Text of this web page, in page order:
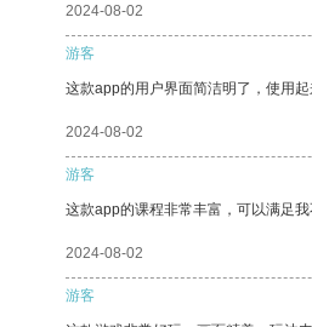
2024-08-02
游客
这款app的用户界面简洁明了，使用
2024-08-02
游客
这款app的课程非常丰富，可以满足
2024-08-02
游客